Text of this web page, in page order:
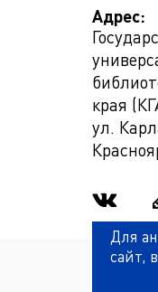
Адрес:
края
ул.
Для
сайт,